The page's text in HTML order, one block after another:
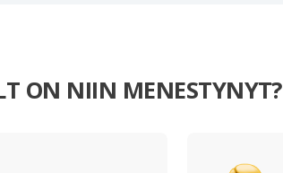
ON NIIN MENESTYNYT?